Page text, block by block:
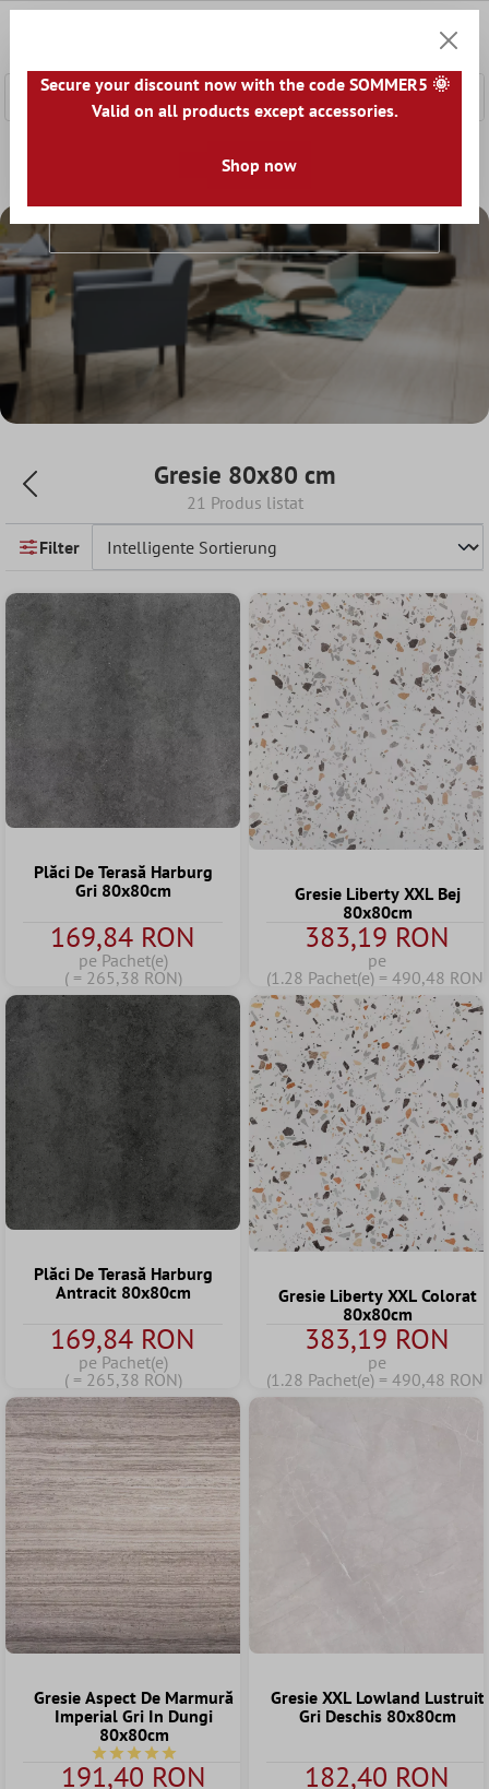
Gresie după mărime
Gresie 80x80 Cm
Gresie 80x80 cm
21 Produs listat
Filter
Plăci De Terasă Harburg
Gri 80x80cm
169,84 RON
pe Pachet(e)
( = 265,38 RON)
Gresie Liberty XXL Bej
80x80cm
383,19 RON
pe
(1.28 Pachet(e) = 490,48 RON)
Plăci De Terasă Harburg
Antracit 80x80cm
169,84 RON
pe Pachet(e)
( = 265,38 RON)
Gresie Liberty XXL Colorat
80x80cm
383,19 RON
pe
(1.28 Pachet(e) = 490,48 RON)
Gresie Aspect De Marmură
Imperial Gri In Dungi
80x80cm
Durchschnittliche Bewertung von 5 von 5 Sternen
191,40 RON
Gresie XXL Lowland Lustruit
Gri Deschis 80x80cm
182,40 RON
Secure your discount now with the code SOMMER5 🌞
Valid on all products except accessories.
Shop now